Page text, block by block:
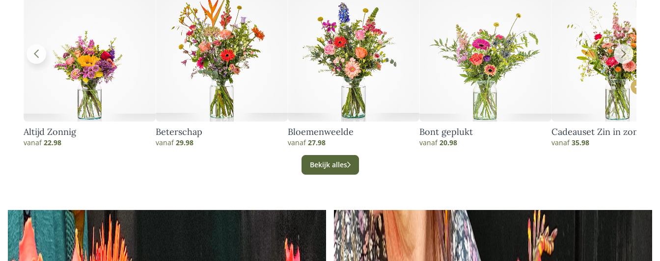
Altijd Zonnig
vanaf22.98
Beterschap
vanaf29.98
Bloemenweelde
vanaf27.98
Bont geplukt
vanaf20.98
Cadeauset Zin in zomer
vanaf35.98
Bekijk alles